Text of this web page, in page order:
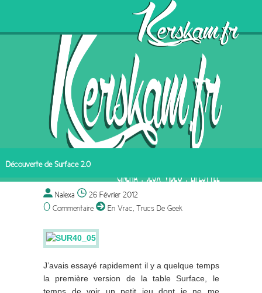
Découverte de Surface 2.0
Nalexa 26 Février 2012
0 Commentaire En Vrac Trucs De Geek
J’avais essayé rapidement il y a quelque temps
la première version de la table Surface, le